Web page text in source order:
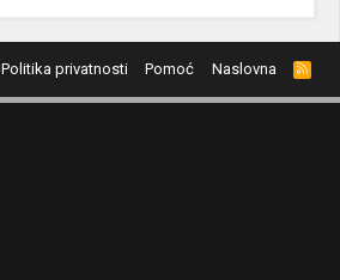
Politika privatnosti Pomoć Naslovna
R
S
S